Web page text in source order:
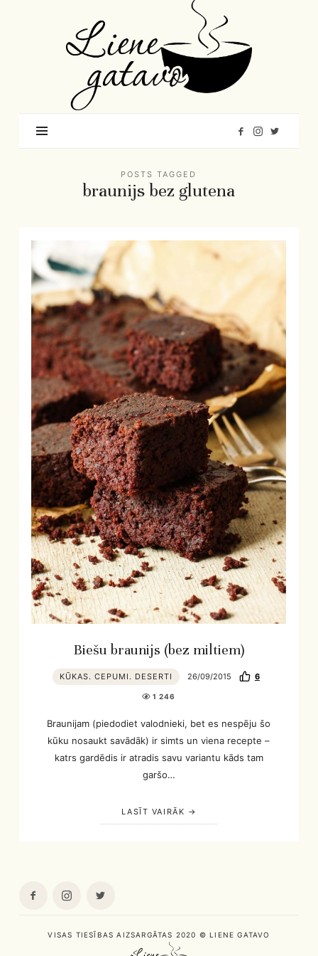
Gatavo
–
Mana
garšu
pasaule
POSTS TAGGED
braunijs bez glutena
Biešu braunijs (bez miltiem)
KŪKAS. CEPUMI. DESERTI 26/09/2015 6
1 246
Braunijam (piedodiet valodnieki, bet es nespēju šo
kūku nosaukt savādāk) ir simts un viena recepte –
katrs gardēdis ir atradis savu variantu kāds tam
garšo…
LASĪT VAIRĀK
VISAS TIESĪBAS AIZSARGĀTAS 2020 © LIENE GATAVO